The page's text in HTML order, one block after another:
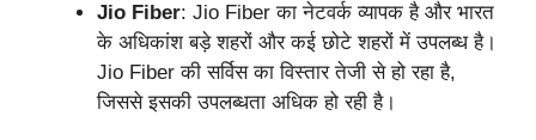
Jio Fiber: Jio Fiber का नेटवर्क व्यापक है और भारत
के अधिकांश बड़े शहरों और कई छोटे शहरों में उपलब्ध है।
Jio Fiber की सर्विस का विस्तार तेजी से हो रहा है,
जिससे इसकी उपलब्धता अधिक हो रही है।